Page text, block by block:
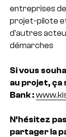
entreprises
projet-pilote
d’autres
démarches
Si vous
au projet, ça
Bank :
N’hésitez
partager la